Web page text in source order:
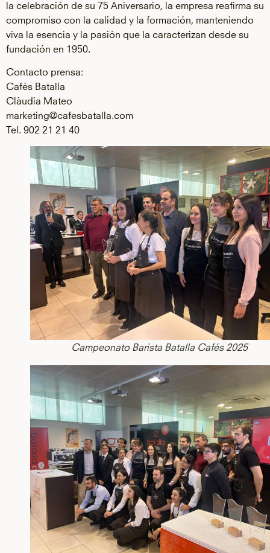
la celebración de su 75 Aniversario, la empresa reafirma su
compromiso con la calidad y la formación, manteniendo
viva la esencia y la pasión que la caracterizan desde su
fundación en 1950.
Contacto prensa:
Cafés Batalla
Clàudia Mateo
marketing@cafesbatalla.com
Tel. 902 21 21 40
Campeonato Barista Batalla Cafés 2025